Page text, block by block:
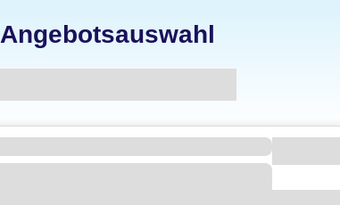
Angebotsauswahl